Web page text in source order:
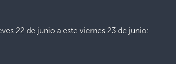
22 de junio a este viernes 23 de junio: